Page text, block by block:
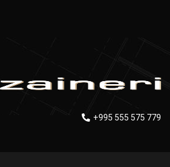
+995 555 575 779